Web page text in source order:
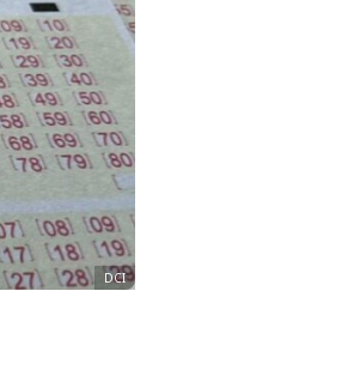
DCI